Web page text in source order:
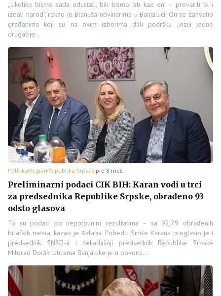
„Ukoliko bismo sada odustali, bili bismo isti kao oni – prevarili bi i
izdali narod“, rekao je Blanuša novinarima u Banjaluci. On se zahvalio
građanima koji su na ovim izborima dali podršku „viziji jedne
drugačije…
Politika Region Republika Srpska pre 8 mes.
Preliminarni podaci CIK BIH: Karan vodi u trci
za predsednika Republike Srpske, obrađeno 93
odsto glasova
To su podaci po nepotpunim rezultatima – sa 92,79 obrađenih
biračkih mesta, kazao je Kalaba. Pobedu Siniše Karana proglasio je i
predsednik SNSD-a i nekadašnji predsednik Republike Srpske
Milorad Dodik. Ulicama Banjaluke je u povorci…